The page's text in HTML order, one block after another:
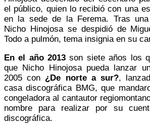
el público, quien lo recibió con una
en la sede de la Ferema. Tras una
Nicho Hinojosa se despidió de
Todo a pulmón, tema insignia en su
En el año 2013son siete años los
que Nicho Hinojosa pueda lanzar
2005 con ¿De norte a sur?,
casa discográfica BMG, que
congeladora al cantautor
nombre para realizar por su
discográfica.